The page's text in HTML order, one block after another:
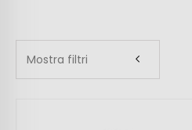
Mostra filtri